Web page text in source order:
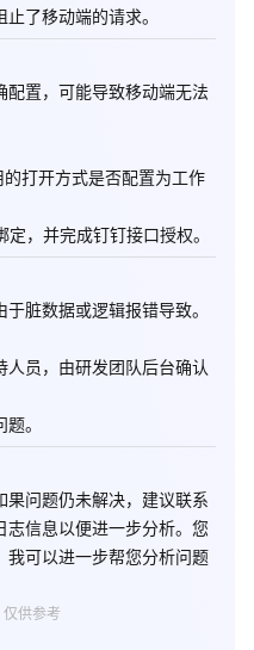
了移动端的请求。
置，可能导致移动端无法
打开方式是否配置为工作
，并完成钉钉接口授权。
脏数据或逻辑报错导致。
员，由研发团队后台确认
。
问题仍未解决，建议联系
信息以便进一步分析。您
可以进一步帮您分析问题
供参考